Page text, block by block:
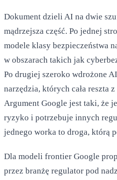
Dokument dzieli AI na dwie
mądrzejsza część. Po jednej
modele klasy bezpieczeństwa
w obszarach takich jak
Po drugiej szeroko wdrożone
narzędzia, których cała reszta
Argument Google jest taki, że
ryzyko i potrzebuje innych
jednego worka to droga, którą
Dla modeli frontier Google
przez branżę regulator pod